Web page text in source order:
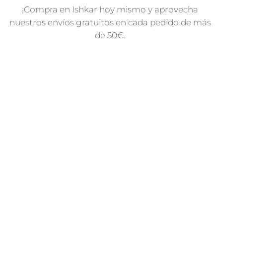
¡Compra en Ishkar hoy mismo y aprovecha
nuestros envíos gratuitos en cada pedido de más
de 50€.